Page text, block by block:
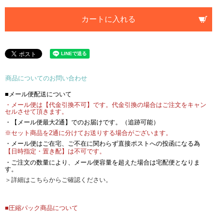
カートに入れる
商品についてのお問い合わせ
■メール便配送について
・メール便は【代金引換不可】です。代金引換の場合はご注文をキャン
セルさせて頂きます。
・【メール便最大2通】でのお届けです。（追跡可能）
※セット商品を2通に分けてお送りする場合がございます。
・メール便はご在宅、ご不在に関わらず直接ポストへの投函になる為
【日時指定・置き配】は不可です。
・ご注文の数量により、メール便容量を超えた場合は宅配便となりま
す。
＞詳細はこちらからご確認ください。
■圧縮パック商品について